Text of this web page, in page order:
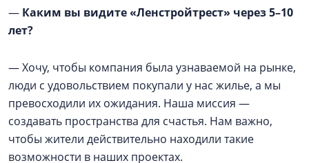
— Каким вы видите «Ленстройтрест» через 5–10
лет?
— Хочу, чтобы компания была узнаваемой на рынке,
люди с удовольствием покупали у нас жилье, а мы
превосходили их ожидания. Наша миссия —
создавать пространства для счастья. Нам важно,
чтобы жители действительно находили такие
возможности в наших проектах.